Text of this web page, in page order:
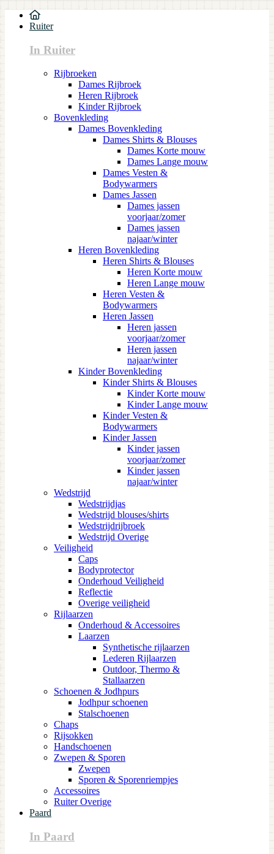
Ruiter
In Ruiter
Rijbroeken
Dames Rijbroek
Heren Rijbroek
Kinder Rijbroek
Bovenkleding
Dames Bovenkleding
Dames Shirts & Blouses
Dames Korte mouw
Dames Lange mouw
Dames Vesten &
Bodywarmers
Dames Jassen
Dames jassen
voorjaar/zomer
Dames jassen
najaar/winter
Heren Bovenkleding
Heren Shirts & Blouses
Heren Korte mouw
Heren Lange mouw
Heren Vesten &
Bodywarmers
Heren Jassen
Heren jassen
voorjaar/zomer
Heren jassen
najaar/winter
Kinder Bovenkleding
Kinder Shirts & Blouses
Kinder Korte mouw
Kinder Lange mouw
Kinder Vesten &
Bodywarmers
Kinder Jassen
Kinder jassen
voorjaar/zomer
Kinder jassen
najaar/winter
Wedstrijd
Wedstrijdjas
Wedstrijd blouses/shirts
Wedstrijdrijbroek
Wedstrijd Overige
Veiligheid
Caps
Bodyprotector
Onderhoud Veiligheid
Reflectie
Overige veiligheid
Rijlaarzen
Onderhoud & Accessoires
Laarzen
Synthetische rijlaarzen
Lederen Rijlaarzen
Outdoor, Thermo &
Stallaarzen
Schoenen & Jodhpurs
Jodhpur schoenen
Stalschoenen
Chaps
Rijsokken
Handschoenen
Zwepen & Sporen
Zwepen
Sporen & Sporenriempjes
Accessoires
Ruiter Overige
Paard
In Paard